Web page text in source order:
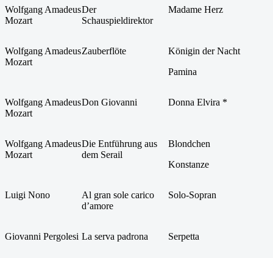
Wolfgang Amadeus
Mozart
Der
Schauspieldirektor
Madame Herz
Wolfgang Amadeus
Mozart
Zauberflöte
Königin der Nacht
Pamina
Wolfgang Amadeus
Mozart
Don Giovanni Donna Elvira *
Wolfgang Amadeus
Mozart
Die Entführung aus
dem Serail
Blondchen
Konstanze
Luigi Nono
Al gran sole carico
d’amore
Solo-Sopran
Giovanni Pergolesi La serva padrona Serpetta